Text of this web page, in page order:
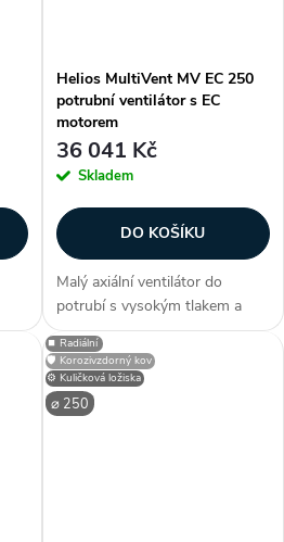
Helios MultiVent MV EC 250
potrubní ventilátor s EC
motorem
36 041 Kč
Skladem
DO KOŠÍKU
Malý axiální ventilátor do
potrubí s vysokým tlakem a
průtokem vzduchu.
Dvourychlostní EC motor s
plně regulovatelnými otáčkami.
Montáž v libovolné poloze.
⚙️ Kuličková ložiska
⌀ 250
⏹️ Radiální
🛡️ Korozivzdorný kov